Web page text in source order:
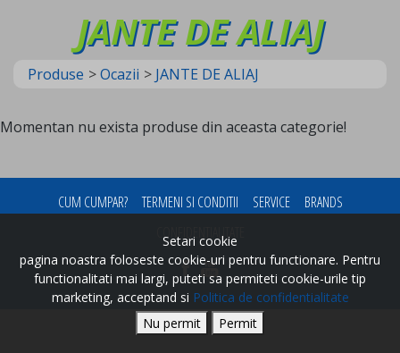
JANTE DE ALIAJ
Produse >Ocazii > JANTE DE ALIAJ
Momentan nu exista produse din aceasta categorie!
CUM CUMPAR? TERMENI SI CONDITII SERVICE
BRANDS
CONFIDENTIALITATE
Setari cookie
pagina noastra foloseste cookie-uri pentru functionare. Pentru
functionalitati mai largi, puteti sa permiteti cookie-urile tip
marketing, acceptand si Politica de confidentialitate
Nu permit
Permit